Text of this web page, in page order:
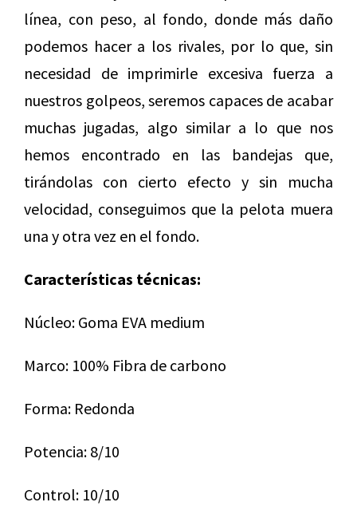
línea, con peso, al fondo, donde más daño
podemos hacer a los rivales, por lo que, sin
necesidad de imprimirle excesiva fuerza a
nuestros golpeos, seremos capaces de acabar
muchas jugadas, algo similar a lo que nos
hemos encontrado en las bandejas que,
tirándolas con cierto efecto y sin mucha
velocidad, conseguimos que la pelota muera
una y otra vez en el fondo.
Características técnicas:
Núcleo: Goma EVA medium
Marco: 100% Fibra de carbono
Forma: Redonda
Potencia: 8/10
Control: 10/10